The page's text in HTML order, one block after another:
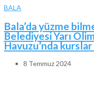
BALA
Bala’da yüzme
Belediyesi Yarı
Havuzu’nda kurslar
8 Temmuz 2024